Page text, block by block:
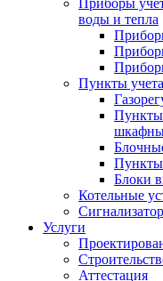
воды и тепла
Пункты
Пункты
Пункты
Блоки
Котельные
Услуги
Аттестация